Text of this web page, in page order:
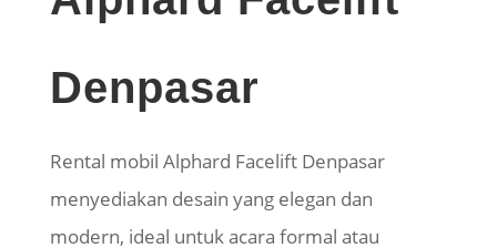
Denpasar
Rental mobil Alphard Facelift Denpasar
menyediakan desain yang elegan dan
modern, ideal untuk acara formal atau